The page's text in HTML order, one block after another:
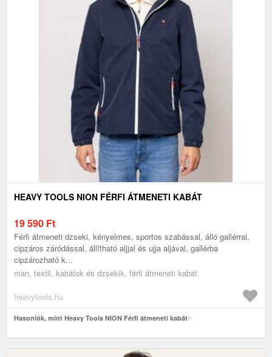
HEAVY TOOLS NION FÉRFI ÁTMENETI KABÁT
19 590 Ft
Férfi átmeneti dzseki, kényelmes, sportos szabással, álló gallérral,
cipzáros záródással, állítható aljjal és ujja aljával, gallérba
cipzározható k...
man, textil, kabátok és dzsekik, férfi átmeneti kabát
heavytools.hu
Hasonlók, mint Heavy Tools NION Férfi átmeneti kabát